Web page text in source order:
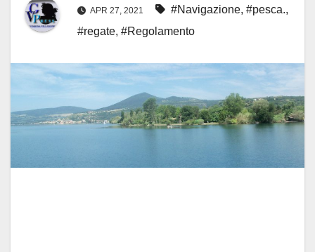
APR 27, 2021 #Navigazione, #pesca.,
#regate, #Regolamento